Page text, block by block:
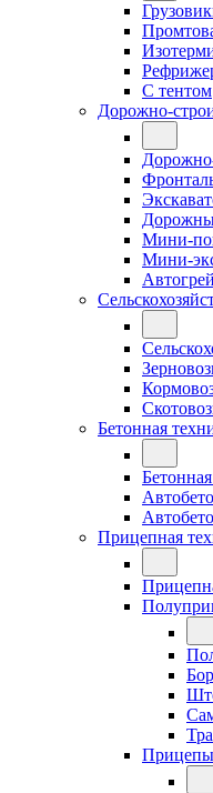
С тентом
Дорожно-
Мини-
Мини-
Бетонная
Прицепная
Прицепы